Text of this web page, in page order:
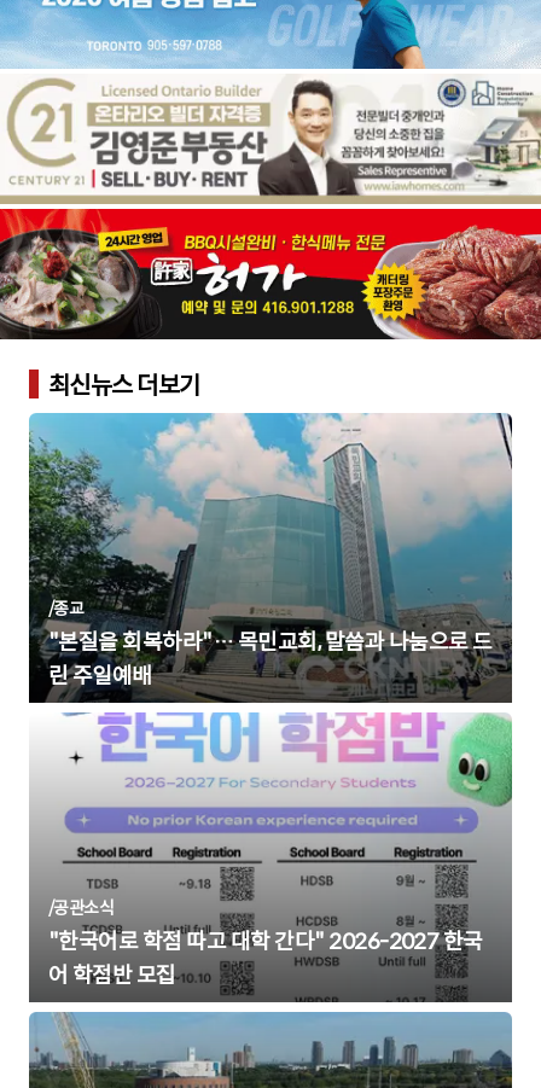
최신뉴스 더보기
/종교
"본질을 회복하라"… 목민교회, 말씀과 나눔으로 드
린 주일예배
/공관소식
"한국어로 학점 따고 대학 간다" 2026-2027 한국
어 학점반 모집